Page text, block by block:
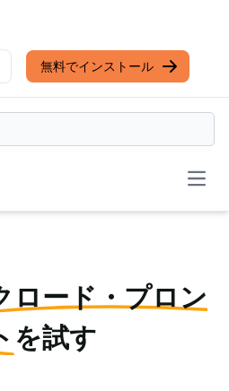
無料でインストール
ロード・プロン
を試す